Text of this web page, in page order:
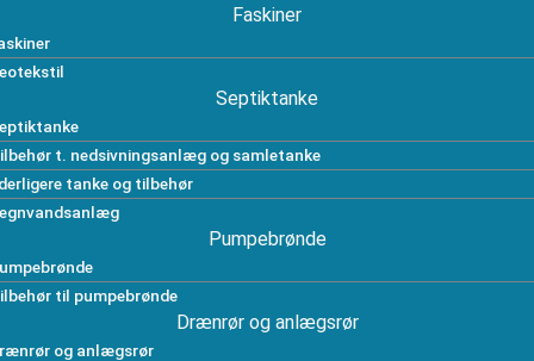
Faskiner
Septiktanke
t. nedsivningsanlæg og samletanke
tanke og tilbehør
Pumpebrønde
til pumpebrønde
Drænrør og anlægsrør
og anlægsrør